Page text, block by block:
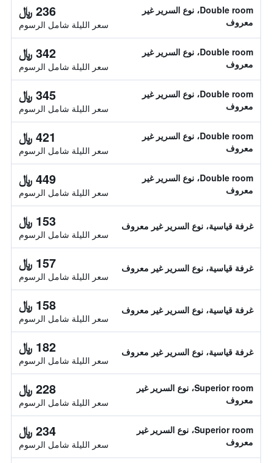
Double room، نوع السرير غير
معروف
236 ﷼
سعر الليلة شامل الرسوم
Double room، نوع السرير غير
معروف
342 ﷼
سعر الليلة شامل الرسوم
Double room، نوع السرير غير
معروف
345 ﷼
سعر الليلة شامل الرسوم
Double room، نوع السرير غير
معروف
421 ﷼
سعر الليلة شامل الرسوم
Double room، نوع السرير غير
معروف
449 ﷼
سعر الليلة شامل الرسوم
غرفة قياسية، نوع السرير غير معروف 153 ﷼
سعر الليلة شامل الرسوم
غرفة قياسية، نوع السرير غير معروف 157 ﷼
سعر الليلة شامل الرسوم
غرفة قياسية، نوع السرير غير معروف 158 ﷼
سعر الليلة شامل الرسوم
غرفة قياسية، نوع السرير غير معروف 182 ﷼
سعر الليلة شامل الرسوم
Superior room، نوع السرير غير
معروف
228 ﷼
سعر الليلة شامل الرسوم
Superior room، نوع السرير غير
معروف
234 ﷼
سعر الليلة شامل الرسوم